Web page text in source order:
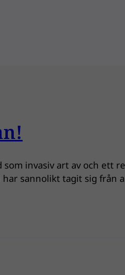
invasiv art av och ett
sannolikt tagit sig från